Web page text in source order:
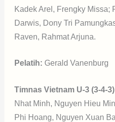
Kadek Arel, Frengky Missa;
Darwis, Dony Tri
Raven, Rahmat Arjuna.
Pelatih: Gerald Vanenburg
Timnas Vietnam U-3 (3-4-
Nhat Minh, Nguyen Hieu
Phi Hoang, Nguyen Xuan